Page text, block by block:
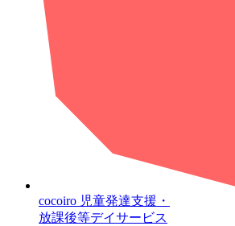
cocoiro 児童発達支援・
放課後等デイサービス